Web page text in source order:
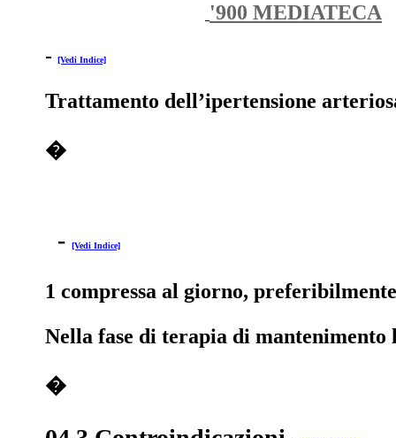
'900 MEDIATECA
- [Vedi Indice]
Trattamento dell’ipertensione
�
- [Vedi Indice]
1 compressa al giorno,
Nella fase di terapia di mantenimento
�